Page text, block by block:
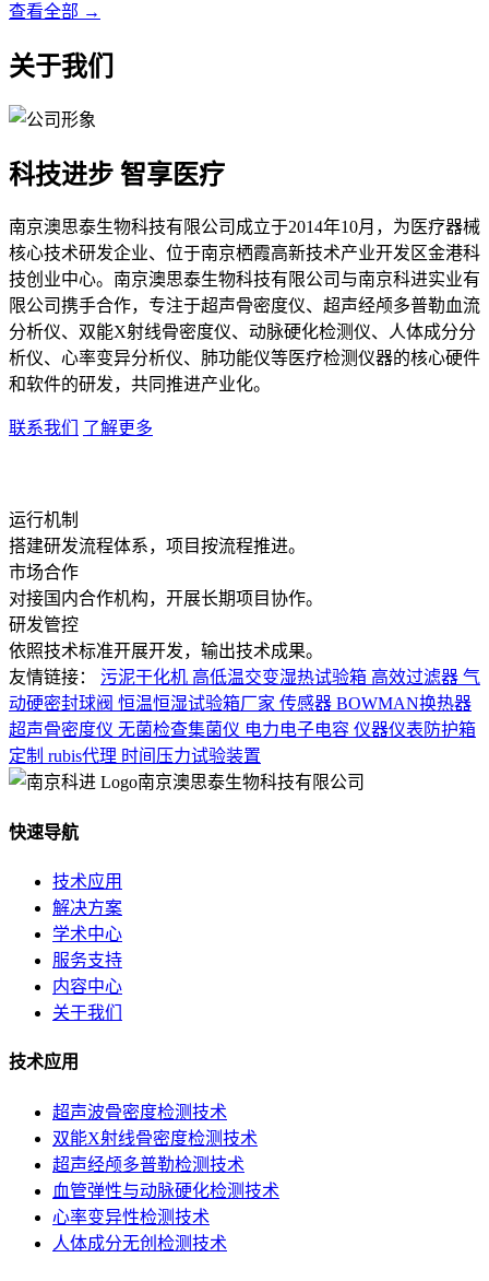
查看全部 →
关于我们
科技进步 智享医疗
南京澳思泰生物科技有限公司成立于2014年10月，为医疗器械
核心技术研发企业、位于南京栖霞高新技术产业开发区金港科
技创业中心。南京澳思泰生物科技有限公司与南京科进实业有
限公司携手合作，专注于超声骨密度仪、超声经颅多普勒血流
分析仪、双能X射线骨密度仪、动脉硬化检测仪、人体成分分
析仪、心率变异分析仪、肺功能仪等医疗检测仪器的核心硬件
和软件的研发，共同推进产业化。
联系我们 了解更多
运行机制
搭建研发流程体系，项目按流程推进。
市场合作
对接国内合作机构，开展长期项目协作。
研发管控
依照技术标准开展开发，输出技术成果。
友情链接：
污泥干化机 高低温交变湿热试验箱 高效过滤器 气
动硬密封球阀 恒温恒湿试验箱厂家 传感器 BOWMAN换热器
超声骨密度仪 无菌检查集菌仪 电力电子电容 仪器仪表防护箱
定制 rubis代理 时间压力试验装置
南京澳思泰生物科技有限公司
快速导航
技术应用
解决方案
学术中心
服务支持
内容中心
关于我们
技术应用
超声波骨密度检测技术
双能X射线骨密度检测技术
超声经颅多普勒检测技术
血管弹性与动脉硬化检测技术
心率变异性检测技术
人体成分无创检测技术